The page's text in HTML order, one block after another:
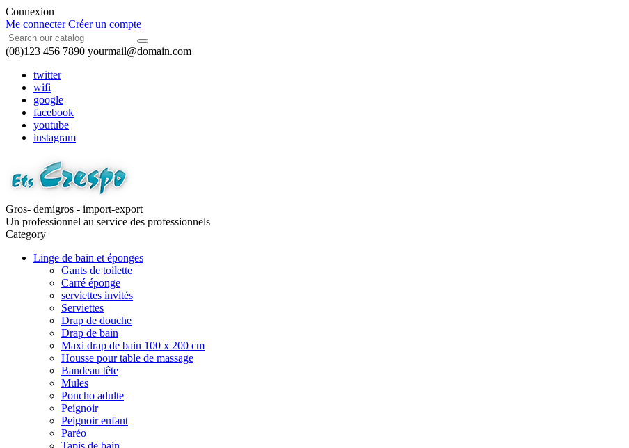
Connexion
Me connecter Créer un compte
(08)123 456 7890 yourmail@domain.com
twitter
wifi
google
facebook
youtube
instagram
Gros- demigros - import-export
Un professionnel au service des professionnels
Category
Linge de bain et éponges
Gants de toilette
Carré éponge
serviettes invités
Serviettes
Drap de douche
Drap de bain
Maxi drap de bain 100 x 200 cm
Housse pour table de massage
Bandeau tête
Mules
Poncho adulte
Peignoir
Peignoir enfant
Paréo
Tapis de bain